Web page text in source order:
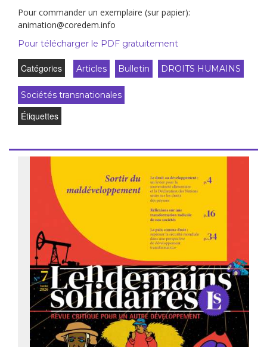
Pour commander un exemplaire (sur papier):
animation@coredem.info
Pour télécharger le PDF gratuitement
Catégories Articles Bulletin DROITS HUMAINS
Sociétés transnationales
Étiquettes